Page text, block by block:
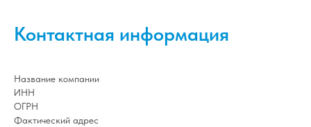
Контактная информация
Название компании
ИНН
ОГРН
Фактический адрес